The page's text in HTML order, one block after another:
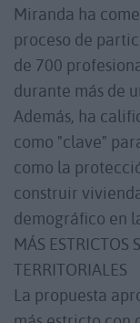
Miranda ha
proceso de
de 700
durante más de
Además, ha
como "clave"
como la
construir
demográfico en
MÁS ESTRICTOS
TERRITORIALES
La propuesta